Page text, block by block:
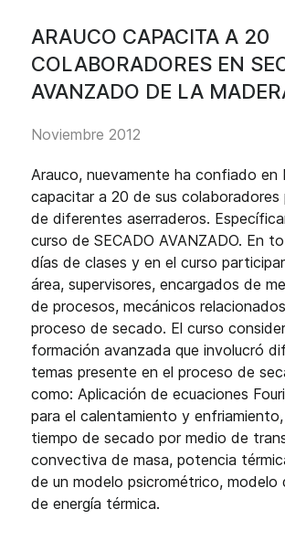
ARAUCO CAPACITA A 20
COLABORADORES EN
AVANZADO DE LA
Noviembre 2012
Arauco, nuevamente ha confiado en
capacitar a 20 de sus colaboradores
de diferentes aserraderos.
curso de SECADO AVANZADO. En
días de clases y en el curso
área, supervisores, encargados de
de procesos, mecánicos
proceso de secado. El curso
formación avanzada que involucró
temas presente en el proceso de
como: Aplicación de ecuaciones
para el calentamiento y
tiempo de secado por medio de
convectiva de masa, potencia
de un modelo psicrométrico, modelo
de energía térmica.